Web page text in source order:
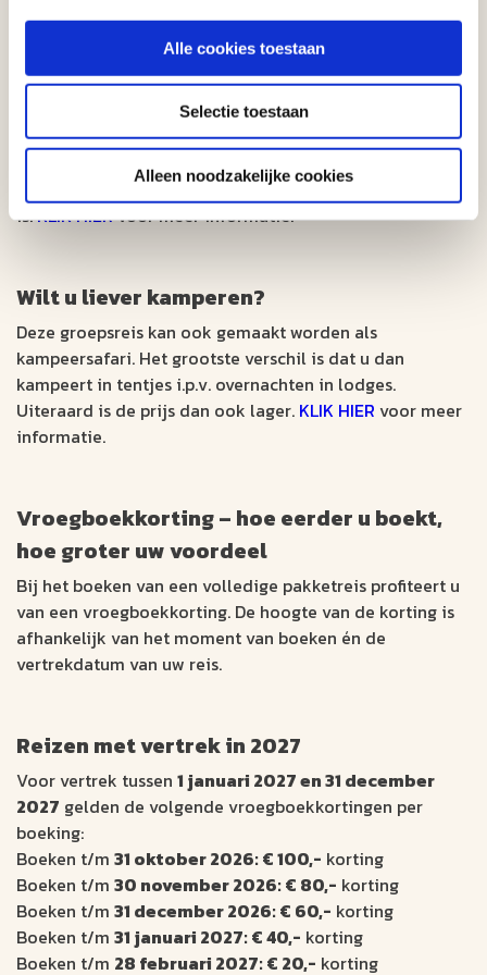
Alle cookies toestaan
Selectie toestaan
Alleen noodzakelijke cookies
Wilt u via de Kalahari reizen?
Deze groepsreis kan ook eindigen in Johannesburg
waardoor u in 2 dagen tijd 'overland' reist van Maun naar
Johannesburg, via de Kalahari. De reis duurt dan 2 dagen
langer, de reissom kan iets lager uitpakken aangezien
geen lokale vlucht van Maun naar Johannesburg nodig
is.KLIK HIERvoor meer informatie.
Wilt u liever kamperen?
Deze groepsreis kan ook gemaakt worden als
kampeersafari. Het grootste verschil is dat u dan
kampeert in tentjes i.p.v. overnachten in lodges.
Uiteraard is de prijs dan ook lager. KLIK HIER voor meer
informatie.
Vroegboekkorting – hoe eerder u boekt,
hoe groter uw voordeel
Bij het boeken van een volledige pakketreis profiteert u
van een vroegboekkorting. De hoogte van de korting is
afhankelijk van het moment van boeken én de
vertrekdatum van uw reis.
Reizen met vertrek in 2027
Voor vertrek tussen 1 januari 2027 en 31 december
2027 gelden de volgende vroegboekkortingen per
boeking:
Boeken t/m 31 oktober 2026: € 100,- korting
Boeken t/m 30 november 2026: € 80,- korting
Boeken t/m 31 december 2026: € 60,- korting
Boeken t/m 31 januari 2027: € 40,- korting
Boeken t/m 28 februari 2027: € 20,- korting